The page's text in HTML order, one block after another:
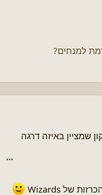
שמציין באיזה דרגה
•••